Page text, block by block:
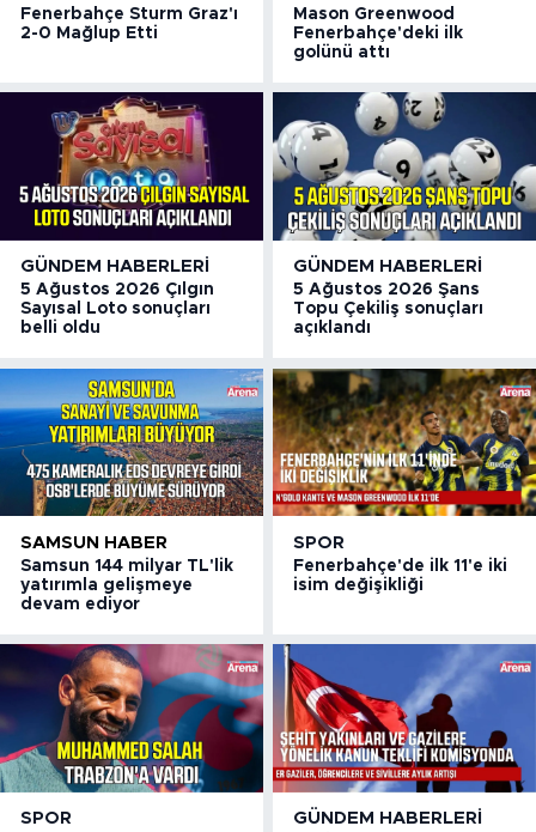
Fenerbahçe Sturm Graz'ı
2-0 Mağlup Etti
Mason Greenwood
Fenerbahçe'deki ilk
golünü attı
GÜNDEM HABERLERI
5 Ağustos 2026 Çılgın
Sayısal Loto sonuçları
belli oldu
GÜNDEM HABERLERI
5 Ağustos 2026 Şans
Topu Çekiliş sonuçları
açıklandı
SAMSUN HABER
Samsun 144 milyar TL'lik
yatırımla gelişmeye
devam ediyor
SPOR
Fenerbahçe'de ilk 11'e iki
isim değişikliği
SPOR GÜNDEM HABERLERI